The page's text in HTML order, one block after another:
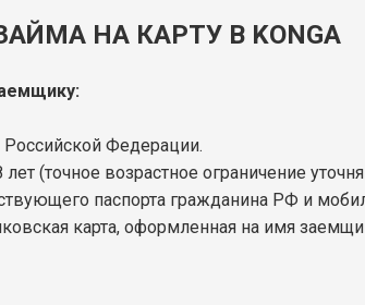
НА КАРТУ В KONGA
Российской Федерации.
лет (точное возрастное ограничение
паспорта гражданина РФ и
карта, оформленная на имя